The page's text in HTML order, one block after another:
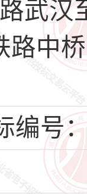
武汉
路中
编号